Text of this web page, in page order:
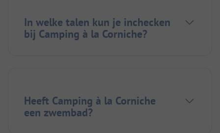
In welke talen kun je inchecken
bij Camping à la Corniche?
Heeft Camping à la Corniche
een zwembad?